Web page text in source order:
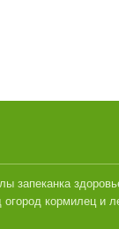
запеканка
огород кормилец и